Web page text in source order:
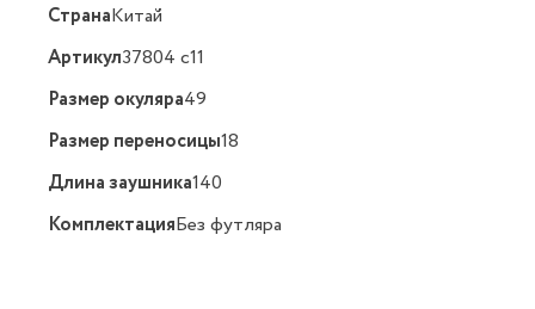
СтранаКитай
Артикул37804 с11
Размер окуляра49
Размер переносицы18
Длина заушника140
КомплектацияБез футляра